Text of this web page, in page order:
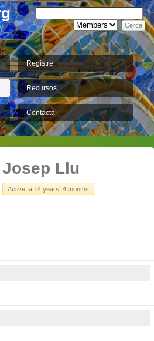
Registre
Recursos
Contacta
Josep Llu
Active fa 14 years, 4 months